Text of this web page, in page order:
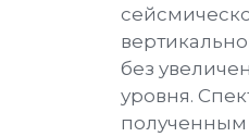
без
уровня.